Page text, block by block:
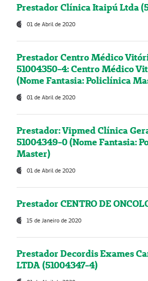
Prestador Clínica Itaipú Ltda
01 de Abril de 2020
Prestador Centro Médico
51004350-4: Centro Médico
(Nome Fantasia: Policlínica
01 de Abril de 2020
Prestador: Vipmed Clínica
51004349-0 (Nome Fantasia:
Master)
01 de Abril de 2020
Prestador CENTRO DE
15 de Janeiro de 2020
Prestador Decordis Exames
LTDA (51004347-4)